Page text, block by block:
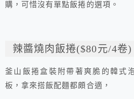
購，可惜沒有單點飯捲的選項。
辣醬燒肉飯捲($80元/4卷)
釜山飯捲盒裝附帶著爽脆的韓式
板，拿來搭飯配麵都頗合適，